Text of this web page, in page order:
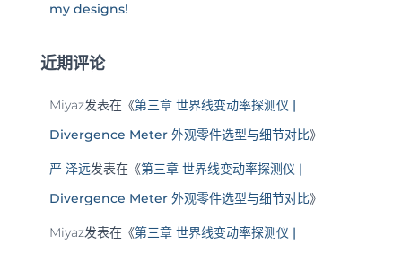
my designs!
近期评论
Miyaz发表在《第三章 世界线变动率探测仪 |
Divergence Meter 外观零件选型与细节对比》
严 泽远发表在《第三章 世界线变动率探测仪 |
Divergence Meter 外观零件选型与细节对比》
Miyaz发表在《第三章 世界线变动率探测仪 |